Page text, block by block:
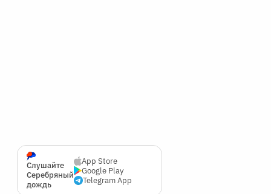
Слушайте
Серебряный
дождь
App Store
Google Play
Telegram App